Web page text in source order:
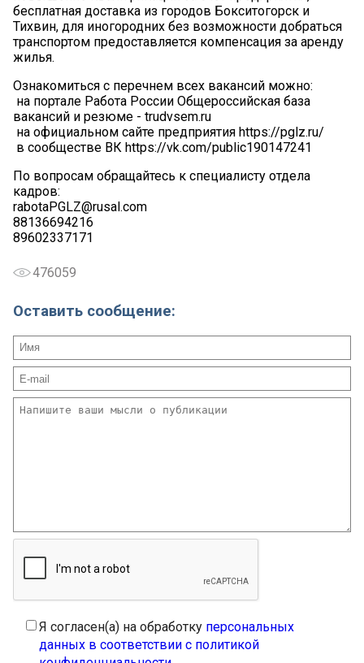
бесплатная доставка из городов Бокситогорск и
Тихвин, для иногородних без возможности добраться
транспортом предоставляется компенсация за аренду
жилья.
Ознакомиться с перечнем всех вакансий можно:
на портале Работа России Общероссийская база
вакансий и резюме - trudvsem.ru
на официальном сайте предприятия https://pglz.ru/
в сообществе ВК https://vk.com/public190147241
По вопросам обращайтесь к специалисту отдела
кадров:
rabotaPGLZ@rusal.com
88136694216
89602337171
476059
Оставить сообщение:
Я согласен(а) на обработку персональных
данных в соответствии с политикой